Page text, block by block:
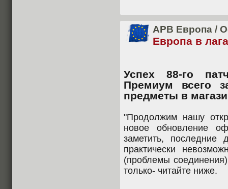
APB Европа /
Европа в
Успех 88-го
Премиум всего
предметы в
"Продолжим нашу
новое обновление
заметить,
практически
(проблемы
только- читайте ниже.